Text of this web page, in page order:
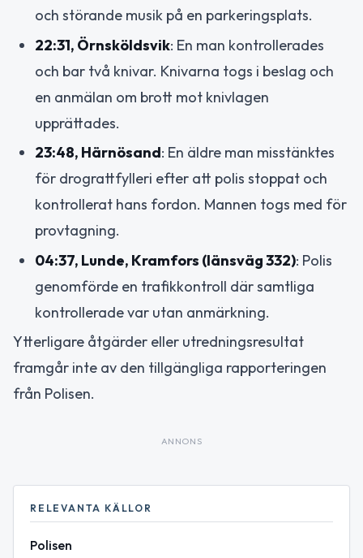
och störande musik på en parkeringsplats.
22:31, Örnsköldsvik: En man kontrollerades
och bar två knivar. Knivarna togs i beslag och
en anmälan om brott mot knivlagen
upprättades.
23:48, Härnösand: En äldre man misstänktes
för drograttfylleri efter att polis stoppat och
kontrollerat hans fordon. Mannen togs med för
provtagning.
04:37, Lunde, Kramfors (länsväg 332): Polis
genomförde en trafikkontroll där samtliga
kontrollerade var utan anmärkning.
Ytterligare åtgärder eller utredningsresultat
framgår inte av den tillgängliga rapporteringen
från Polisen.
ANNONS
RELEVANTA KÄLLOR
Polisen